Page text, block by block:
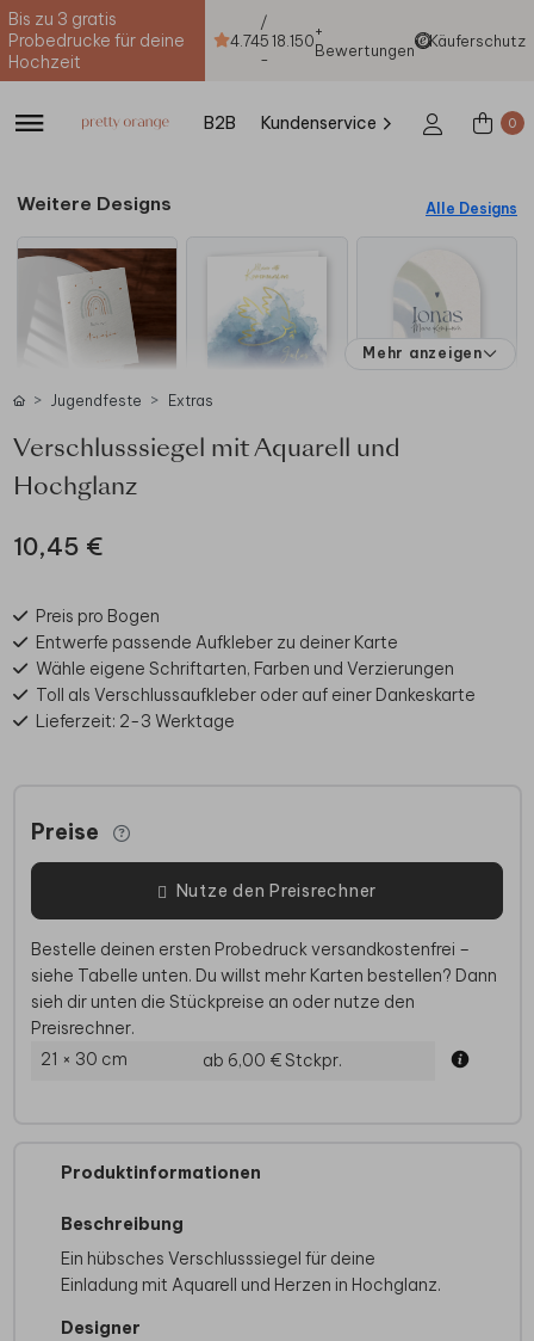
Bis zu 3 gratis
Probedrucke für deine
Hochzeit
4.74
/
5
-
18.150+
Bewertungen
Käuferschutz
B2B Kundenservice 0
Weitere Designs Alle Designs
Mehr anzeigen
Jugendfeste Extras
Verschlusssiegel mit Aquarell und
Hochglanz
10,45 €
Preis pro Bogen
Entwerfe passende Aufkleber zu deiner Karte
Wähle eigene Schriftarten, Farben und Verzierungen
Toll als Verschlussaufkleber oder auf einer Dankeskarte
Lieferzeit: 2-3 Werktage
Preise
Nutze den Preisrechner
Bestelle deinen ersten Probedruck versandkostenfrei –
siehe Tabelle unten. Du willst mehr Karten bestellen? Dann
sieh dir unten die Stückpreise an oder nutze den
Preisrechner.
21 × 30 cm
ab 6,00 €Stckpr.
Produktinformationen
Beschreibung
Ein hübsches Verschlusssiegel für deine
Einladung mit Aquarell und Herzen in Hochglanz.
Designer